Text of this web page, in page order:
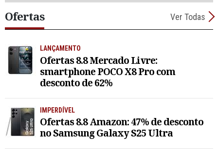
Ofertas Ver Todas
LANÇAMENTO
Ofertas 8.8 Mercado Livre:
smartphone POCO X8 Pro com
desconto de 62%
IMPERDÍVEL
Ofertas 8.8 Amazon: 47% de desconto
no Samsung Galaxy S25 Ultra